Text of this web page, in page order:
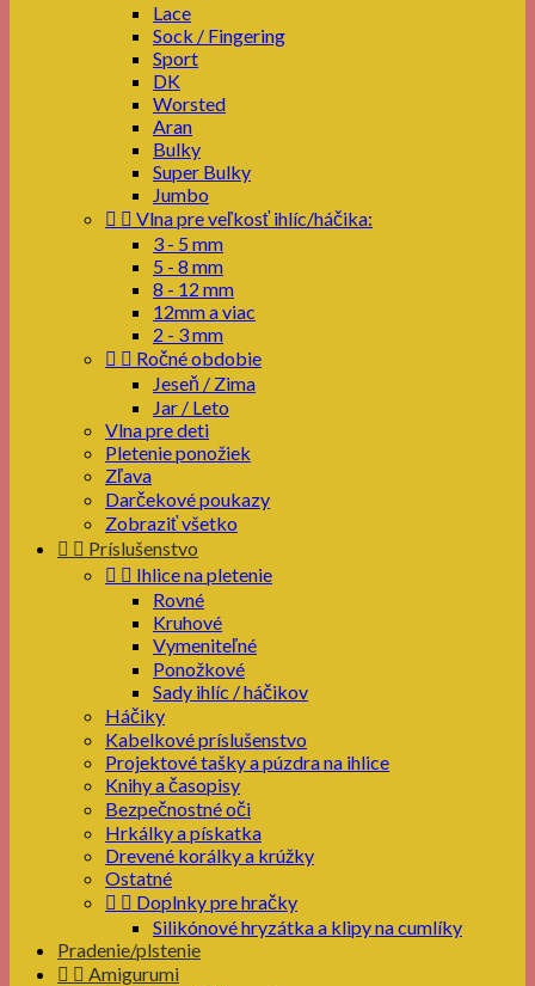
Lace
Sock / Fingering
Sport
DK
Worsted
Aran
Bulky
Super Bulky
Jumbo
  Vlna pre veľkosť ihlíc/háčika:
3 - 5 mm
5 - 8 mm
8 - 12 mm
12mm a viac
2 - 3 mm
  Ročné obdobie
Jeseň / Zima
Jar / Leto
Vlna pre deti
Pletenie ponožiek
Zľava
Darčekové poukazy
Zobraziť všetko
  Príslušenstvo
  Ihlice na pletenie
Rovné
Kruhové
Vymeniteľné
Ponožkové
Sady ihlíc / háčikov
Háčiky
Kabelkové príslušenstvo
Projektové tašky a púzdra na ihlice
Knihy a časopisy
Bezpečnostné oči
Hrkálky a pískatka
Drevené korálky a krúžky
Ostatné
  Doplnky pre hračky
Silikónové hryzátka a klipy na cumlíky
Pradenie/plstenie
  Amigurumi